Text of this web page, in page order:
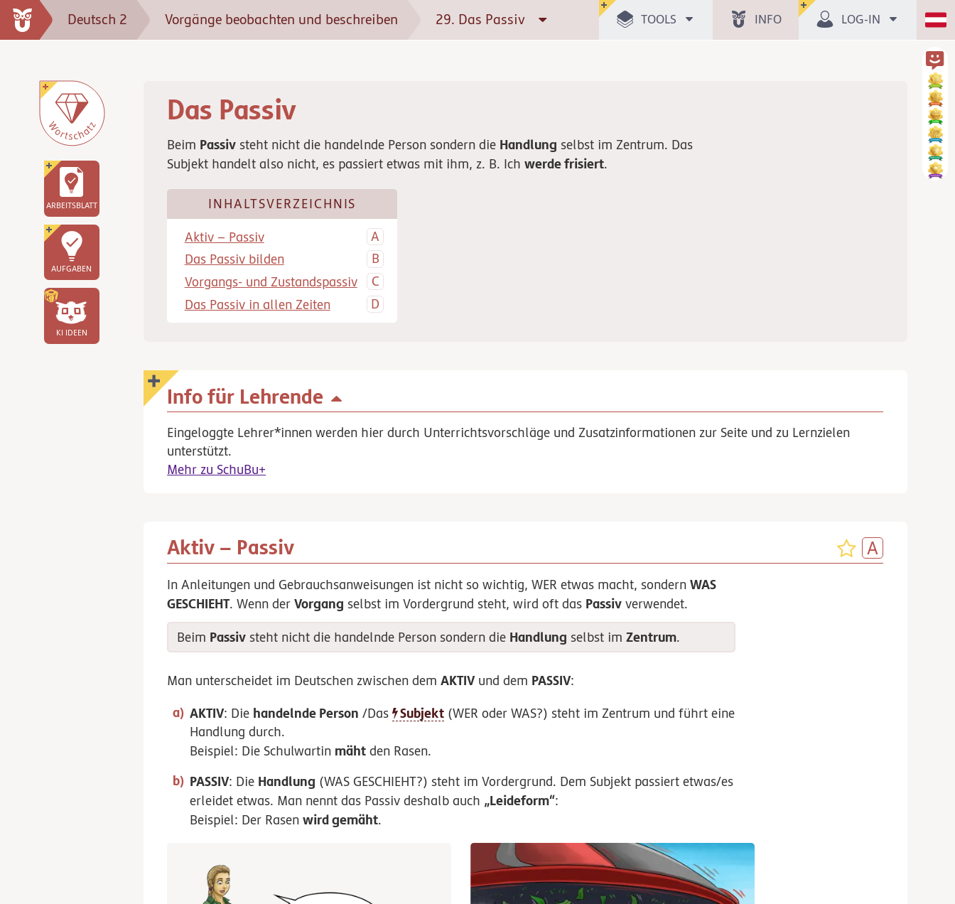
Das Passiv
Beim Passiv steht nicht die handelnde Person sondern die Handlung selbst im Zentrum. Das
Subjekt handelt also nicht, es passiert etwas mit ihm, z. B. Ichwerde frisiert.
INHALTSVERZEICHNIS
Aktiv – Passiv
Das Passiv bilden
Vorgangs- und Zustandspassiv
Das Passiv in allen Zeiten
Info für Lehrende
Eingeloggte Lehrer*innen werden hier durch Unterrichtsvorschläge und Zusatzinformationen zur Seite und zu Lernzielen
unterstützt.
Mehr zu SchuBu+
Aktiv – Passiv
In Anleitungen und Gebrauchsanweisungen ist nicht so wichtig, WER etwas macht, sondernWAS
GESCHIEHT. Wenn derVorgang selbst im Vordergrund steht, wird oft das Passiv verwendet.
Beim Passivsteht nicht die handelnde Person sondern die Handlung selbst im Zentrum.
Man unterscheidet im Deutschen zwischen demAKTIVund dem PASSIV:
AKTIV: Die handelnde Person /Das Subjekt (WER oder WAS?) steht im Zentrum und führt eine
Handlung durch.
Beispiel: Die Schulwartin mäht den Rasen.
PASSIV: Die Handlung (WAS GESCHIEHT?) steht im Vordergrund. Dem Subjekt passiert etwas/es
erleidet etwas. Man nennt das Passiv deshalb auch „Leideform“:
Beispiel: Der Rasenwird gemäht.
ARBEITSBLATT
AUFGABEN
KI IDEEN
Deutsch 2 Vorgänge beobachten und beschreiben 29. Das Passiv TOOLS INFO LOG-IN